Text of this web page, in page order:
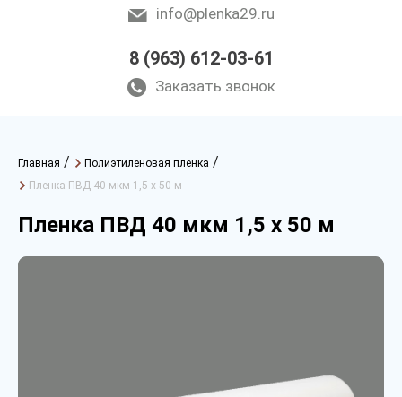
info@plenka29.ru
8 (963) 612-03-61
Заказать звонок
Главная / Полиэтиленовая пленка /
Пленка ПВД 40 мкм 1,5 х 50 м
Пленка ПВД 40 мкм 1,5 х 50 м